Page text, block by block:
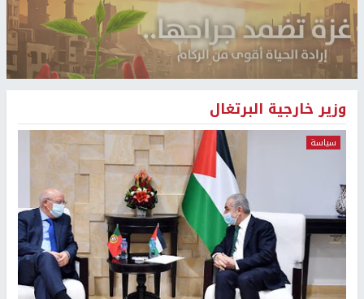
وزير خارجية البرتغال
سياسة